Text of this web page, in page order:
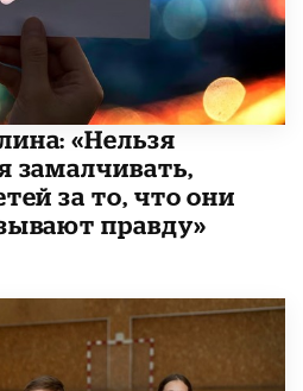
«Нельзя
замалчивать,
за то, что они
правду»